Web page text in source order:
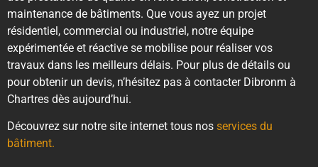
maintenance de bâtiments. Que vous ayez un projet
résidentiel, commercial ou industriel, notre équipe
expérimentée et réactive se mobilise pour réaliser vos
travaux dans les meilleurs délais. Pour plus de détails ou
pour obtenir un devis, n’hésitez pas à contacter Dibronm à
Chartres dès aujourd’hui.
Découvrez sur notre site internet tous nos services du
bâtiment.